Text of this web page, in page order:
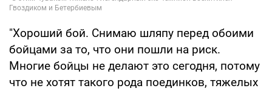
"Хороший бой. Снимаю шляпу перед обоими
бойцами за то, что они пошли на риск.
Многие бойцы не делают это сегодня, потому
что не хотят такого рода поединков, тяжелых